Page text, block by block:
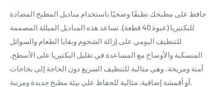
حافظ على مطبخك نظيفًا وصحيًا باستخدام مناديل المطبخ المضادة
للبكتيريا (عبوة 40 قطعة). تساعد هذه المناديل المبللة المصممة
للتنظيف اليومي على إزالة الشحوم وبقايا الطعام والسوائل
المنسكبة والأوساخ مع المساعدة في تقليل البكتيريا على الأسطح.
آمنة ومريحة، وهي مثالية للتنظيف السريع دون الحاجة إلى بخاخات
أو أقمشة إضافية. مثالية للحفاظ على بيئة مطبخ جديدة ومرتبة.